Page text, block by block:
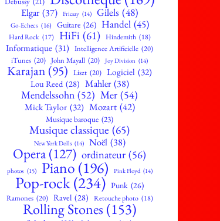
Elgar (37) Fricsay (14) Gilels (48)
Go-Echecs (16) Guitare (26) Handel (45)
Hard Rock (17) HiFi (61) Hindemith (18)
Informatique (31) Intelligence Artificielle (20)
iTunes (20) John Mayall (20) Joy Division (14)
Karajan(95) Liszt (20) Logiciel (32)
Lou Reed (28) Mahler (38)
Mendelssohn (52) Mer (54)
Mick Taylor (32) Mozart (42)
Musique baroque (23)
Musique classique (65)
New York Dolls (14) Noël (38)
Opera (127) ordinateur (56)
photos (15) Piano (196) Pink Floyd (14)
Pop-rock(234) Punk (26)
Ramones (20) Ravel (28) Retouche photo (18)
Rolling Stones (153)